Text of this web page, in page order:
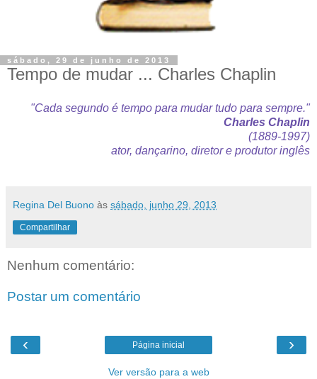
sábado, 29 de junho de 2013
Tempo de mudar ... Charles Chaplin
"Cada segundo é tempo para mudar tudo para sempre."
Charles Chaplin
(1889-1997)
ator, dançarino, diretor e produtor inglês
Regina Del Buono às sábado, junho 29, 2013
Compartilhar
Nenhum comentário:
Postar um comentário
‹ ›
Página inicial
Ver versão para a web